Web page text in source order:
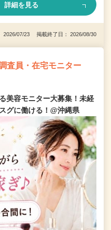
詳細を見る
2026/07/23 掲載終了日： 2026/08/30
査員・在宅モニター
美容モニター大募集！未経
グに働ける！@沖縄県